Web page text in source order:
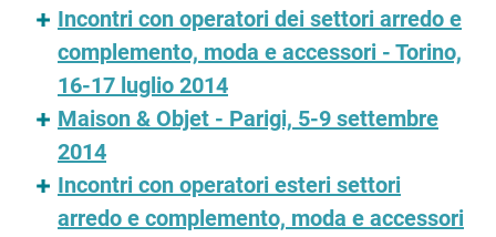
Incontri con operatori dei settori arredo e
complemento, moda e accessori - Torino,
16-17 luglio 2014
Maison & Objet - Parigi, 5-9 settembre
2014
Incontri con operatori esteri settori
arredo e complemento, moda e accessori